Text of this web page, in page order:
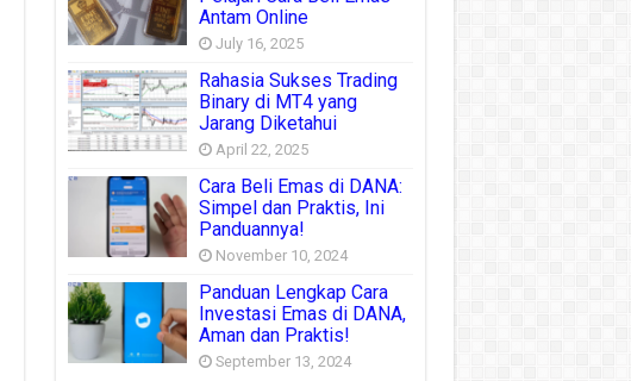
Antam Online
July 16, 2025
Rahasia Sukses Trading
Binary di MT4 yang
Jarang Diketahui
April 22, 2025
Cara Beli Emas di DANA:
Simpel dan Praktis, Ini
Panduannya!
November 10, 2024
Panduan Lengkap Cara
Investasi Emas di DANA,
Aman dan Praktis!
September 13, 2024